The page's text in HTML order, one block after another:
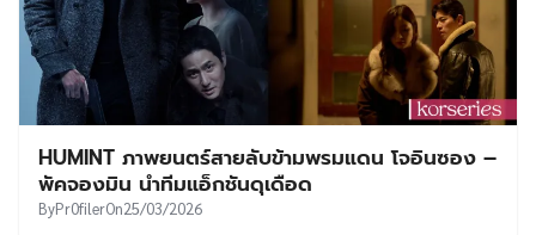
HUMINT ภาพยนตร์สายลับข้ามพรมแดน โจอินซอง –
พัคจองมิน นำทีมแอ็กชันดุเดือด
ByPr0filerOn25/03/2026